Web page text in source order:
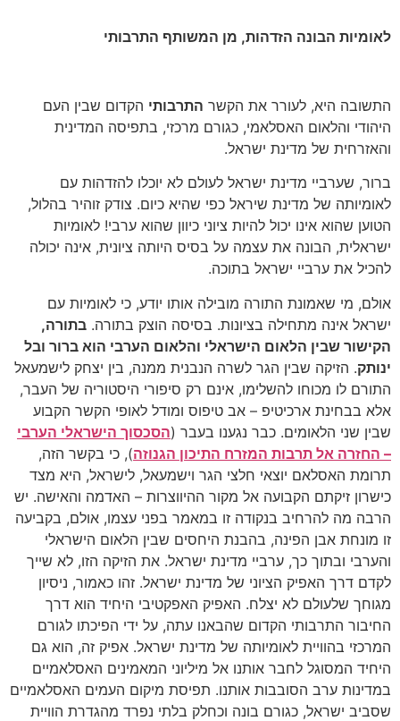
לאומיות הבונה הזדהות, מן המשותף התרבותי
התשובה היא, לעורר את הקשר התרבותי הקדום שבין העם
היהודי והלאום האסלאמי, כגורם מרכזי, בתפיסה המדינית
והאזרחית של מדינת ישראל.
ברור, שערביי מדינת ישראל לעולם לא יוכלו להזדהות עם
לאומיותה של מדינת שיראל כפי שהיא כיום. צודק זוהיר בהלול,
הטוען שהוא אינו יכול להיות ציוני כיוון שהוא ערבי! לאומיות
ישראלית, הבונה את עצמה על בסיס היותה ציונית, אינה יכולה
להכיל את ערביי ישראל בתוכה.
אולם, מי שאמונת התורה מובילה אותו יודע, כי לאומיות עם
ישראל אינה מתחילה בציונות. בסיסה הוצק בתורה. בתורה,
הקישור שבין הלאום הישראלי והלאום הערבי הוא ברור ובל
ינותק. הזיקה שבין הגר לשרה הנבנית ממנה, בין יצחק לישמעאל
התורם לו מכוחו להשלימו, אינם רק סיפורי היסטוריה של העבר,
אלא בבחינת ארכיטיפ – אב טיפוס ומודל לאופי הקשר הקבוע
שבין שני הלאומים. כבר נגענו בעבר (הסכסוך הישראלי הערבי
– החזרה אל תרבות המזרח התיכון הגנוזה), כי בקשר הזה,
תרומת האסלאם יוצאי חלצי הגר וישמעאל, לישראל, היא מצד
כישרון זיקתם הקבועה אל מקור ההיווצרות – האדמה והאישה. יש
הרבה מה להרחיב בנקודה זו במאמר בפני עצמו, אולם, בקביעה
זו מונחת אבן הפינה, בהבנת היחסים שבין הלאום הישראלי
והערבי ובתוך כך, ערביי מדינת ישראל. את הזיקה הזו, לא שייך
לקדם דרך האפיק הציוני של מדינת ישראל. זהו כאמור, ניסיון
מגוחך שלעולם לא יצלח. האפיק האפקטיבי היחיד הוא דרך
החיבור התרבותי הקדום שהבאנו עתה, על ידי הפיכתו לגורם
המרכזי בהוויית לאומיותה של מדינת ישראל. אפיק זה, הוא גם
היחיד המסוגל לחבר אותנו אל מיליוני המאמינים האסלאמיים
במדינות ערב הסובבות אותנו. תפיסת מיקום העמים האסלאמיים
שסביב ישראל, כגורם בונה וכחלק בלתי נפרד מהגדרת הוויית